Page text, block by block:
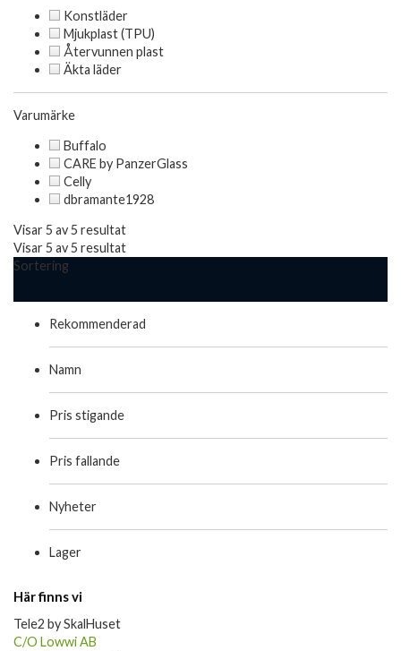
Konstläder
Mjukplast (TPU)
Återvunnen plast
Äkta läder
Varumärke
Buffalo
CARE by PanzerGlass
Celly
dbramante1928
Visar 5 av 5 resultat
Visar 5 av 5 resultat
Sortering
Rekommenderad
Namn
Pris stigande
Pris fallande
Nyheter
Lager
Här finns vi
Tele2 by SkalHuset
C/O Lowwi AB